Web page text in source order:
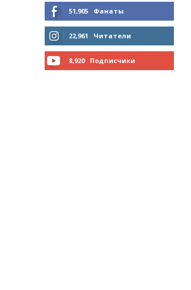
51,905 Фанаты
МНЕ НРАВИТСЯ
22,961 Читатели
8,920 Подписчики